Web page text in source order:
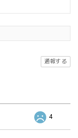
通報する
4